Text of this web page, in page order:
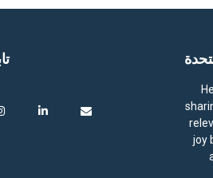
joy